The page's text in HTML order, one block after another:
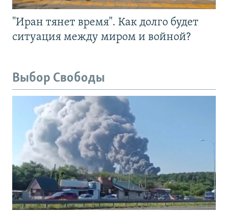
"Иран тянет время". Как долго будет
ситуация между миром и войной?
Выбор Свободы